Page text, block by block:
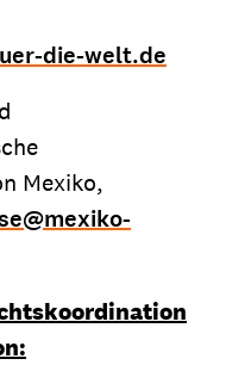
die-welt.de
Mexiko,
@mexiko-